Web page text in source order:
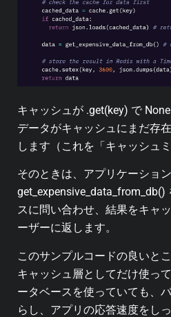
キャッシュが .get(key) で
データがキャッシュにまだ存
します（これを「キャッシュ
そのときは、アプリケーショ
スに問い合わせ、結果をキャ
ーザーに返します。
このサンプルコードの良いと
キャッシュ層としてだけ使っ
ータベースを使っていても、
らし、アプリの応答速度をし